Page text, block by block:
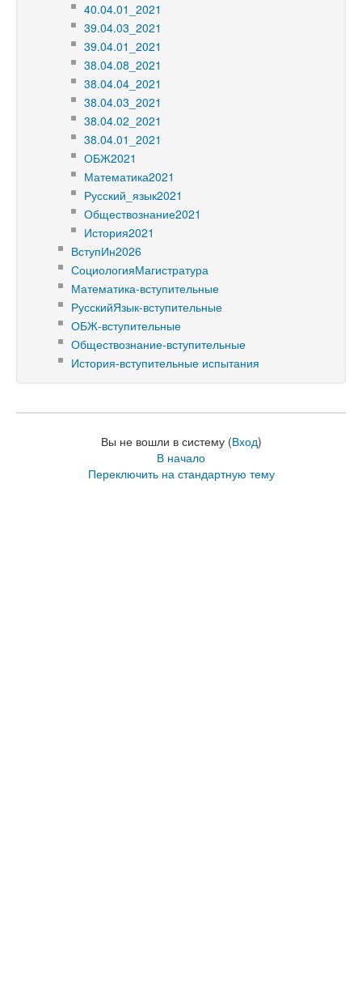
40.04.01_2021
39.04.03_2021
39.04.01_2021
38.04.08_2021
38.04.04_2021
38.04.03_2021
38.04.02_2021
38.04.01_2021
ОБЖ2021
Математика2021
Русский_язык2021
Обществознание2021
История2021
ВступИн2026
СоциологияМагистратура
Математика-вступительные
РусскийЯзык-вступительные
ОБЖ-вступительные
Обществознание-вступительные
История-вступительные испытания
Вы не вошли в систему (Вход)
В начало
Переключить на стандартную тему